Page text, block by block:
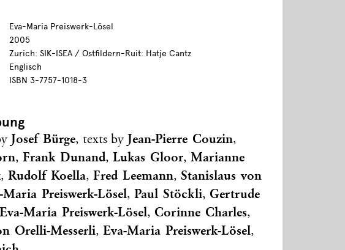
Eva-Maria Preiswerk-Lösel
2005
Zurich: SIK-ISEA / Ostfildern-Ruit: Hatje Cantz
Englisch
ISBN 3-7757-1018-3
Josef Bürge, texts by Jean-Pierre Couzin,
,Frank Dunand,Lukas Gloor,Marianne
,Rudolf Koella,Fred Leemann,Stanislaus von
Maria Preiswerk-Lösel,Paul Stöckli, Gertrude
Eva-Maria Preiswerk-Lösel, Corinne Charles,
Orelli-Messerli,Eva-Maria Preiswerk-Lösel,